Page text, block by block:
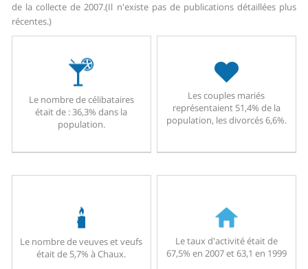
de la collecte de 2007.(Il n'existe pas de publications détaillées plus
récentes.)
Le nombre de célibataires
était de : 36,3% dans la
population.
Les couples mariés
représentaient 51,4% de la
population, les divorcés 6,6%.
Le nombre de veuves et veufs
était de 5,7% à Chaux.
Le taux d'activité était de
67,5% en 2007 et 63,1 en 1999